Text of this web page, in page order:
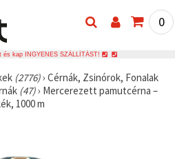
0
kap INGYENES SZÁLLÍTÁST!
(2776)› Cérnák, Zsinórok, Fonalak
(47)› Mercerezett pamutcérna –
1000 m